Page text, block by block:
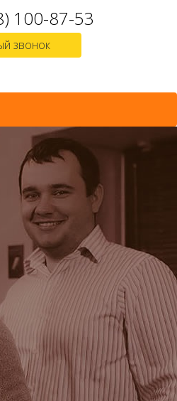
100-87-53
звонок